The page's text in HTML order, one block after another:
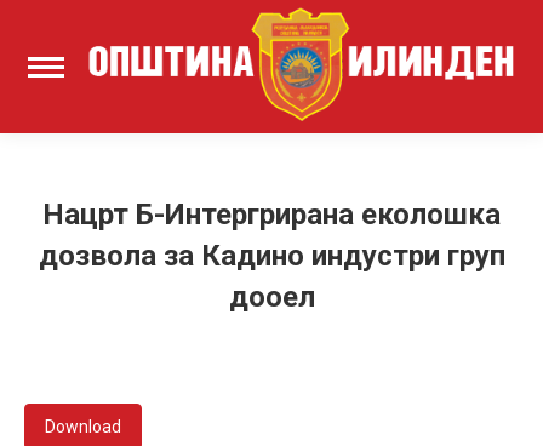
Нацрт Б-Интергрирана еколошка
дозвола за Кадино индустри груп
дооел
Download